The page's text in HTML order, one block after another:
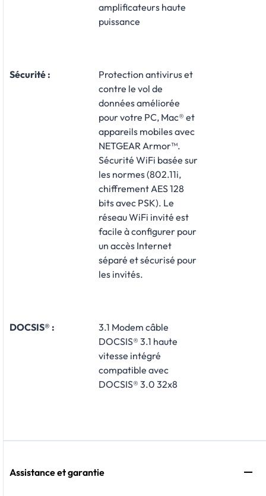
amplificateurs haute
puissance
Sécurité :
Protection antivirus et
contre le vol de
données améliorée
pour votre PC, Mac® et
appareils mobiles avec
NETGEAR Armor™.
Sécurité WiFi basée sur
les normes (802.11i,
chiffrement AES 128
bits avec PSK). Le
réseau WiFi invité est
facile à configurer pour
un accès Internet
séparé et sécurisé pour
les invités.
DOCSIS® :
3.1 Modem câble
DOCSIS® 3.1 haute
vitesse intégré
compatible avec
DOCSIS® 3.0 32x8
Assistance et garantie